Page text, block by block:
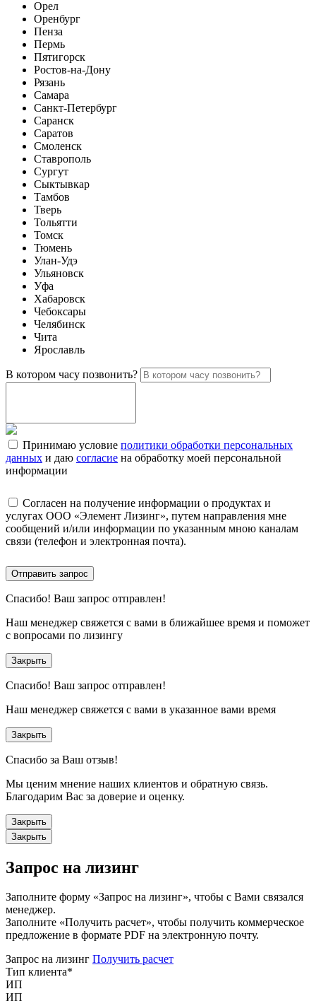
Орел
Оренбург
Пенза
Пермь
Пятигорск
Ростов-на-Дону
Рязань
Самара
Санкт-Петербург
Саранск
Саратов
Смоленск
Ставрополь
Сургут
Сыктывкар
Тамбов
Тверь
Тольятти
Томск
Тюмень
Улан-Удэ
Ульяновск
Уфа
Хабаровск
Чебоксары
Челябинск
Чита
Ярославль
В котором часу позвонить?
Принимаю условие политики обработки персональных
данных и даю согласие на обработку моей персональной
информации
Согласен на получение информации о продуктах и
услугах ООО «Элемент Лизинг», путем направления мне
сообщений и/или информации по указанным мною каналам
связи (телефон и электронная почта).
Отправить запрос
Спасибо! Ваш запрос отправлен!
Наш менеджер свяжется с вами в ближайшее время и поможет
с вопросами по лизингу
Закрыть
Спасибо! Ваш запрос отправлен!
Наш менеджер свяжется с вами в указанное вами время
Закрыть
Спасибо за Ваш отзыв!
Мы ценим мнение наших клиентов и обратную связь.
Благодарим Вас за доверие и оценку.
Закрыть
Закрыть
Запрос на лизинг
Заполните форму «Запрос на лизинг», чтобы с Вами связался
менеджер.
Заполните «Получить расчет», чтобы получить коммерческое
предложение в формате PDF на электронную почту.
Запрос на лизинг Получить расчет
Тип клиента*
ИП
ИП